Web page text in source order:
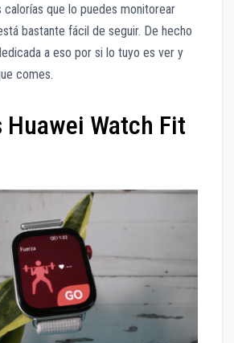
calorías que lo puedes monitorear
bastante fácil de seguir. De hecho
a eso por si lo tuyo es ver y
comes.
Huawei Watch Fit